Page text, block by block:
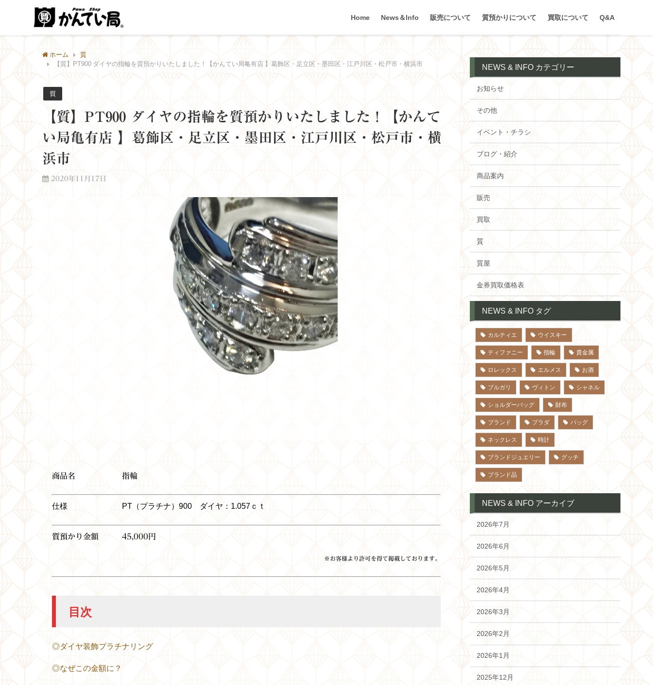
Home News＆Info 販売について 質預かりについて 買取について Q&A
ホーム
質
【質】PT900 ダイヤの指輪を質預かりいたしました！【かんてい局亀有店 】葛飾区・足立区・墨田区・江戸川区・松戸市・横浜市
質
【質】PT900 ダイヤの指輪を質預かりいたしました！【かんて
い局亀有店 】葛飾区・足立区・墨田区・江戸川区・松戸市・横
浜市
2020年11月17日
商品名 指輪
仕様 PT（プラチナ）900 ダイヤ：1.057ｃｔ
質預かり金額 45,000円
※お客様より許可を得て掲載しております。
目次
◎ダイヤ装飾プラチナリング
◎なぜこの金額に？
NEWS & INFO カテゴリー
お知らせ
その他
イベント・チラシ
ブログ・紹介
商品案内
販売
買取
質
質屋
金券買取価格表
NEWS & INFO タグ
カルティエ ウイスキー
ティファニー 指輪 貴金属
ロレックス エルメス お酒
ブルガリ ヴィトン シャネル
ショルダーバッグ 財布
ブランド プラダ バッグ
ネックレス 時計
ブランドジュエリー グッチ
ブランド品
NEWS & INFO アーカイブ
2026年7月
2026年6月
2026年5月
2026年4月
2026年3月
2026年2月
2026年1月
2025年12月